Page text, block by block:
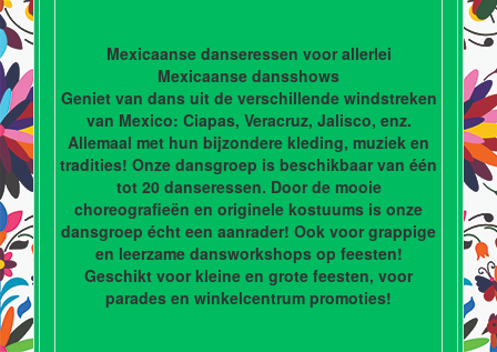
Mexicaanse danseressen voor allerlei
Mexicaanse dansshows
Geniet van dans uit de verschillende windstreken
van Mexico: Ciapas, Veracruz, Jalisco, enz.
Allemaal met hun bijzondere kleding, muziek en
tradities! Onze dansgroep is beschikbaar van één
tot 20 danseressen. Door de mooie
choreografieën en originele kostuums is onze
dansgroep écht een aanrader! Ook voor grappige
en leerzame dansworkshops op feesten!
Geschikt voor kleine en grote feesten, voor
parades en winkelcentrum promoties!